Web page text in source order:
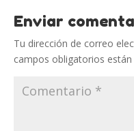
Enviar
Tu dirección de correo
campos obligatorios